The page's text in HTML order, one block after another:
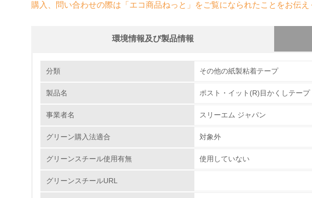
購入、問い合わせの際は「エコ商品ねっと」をご覧になられたことをお伝え
環境情報及び製品情報
1.環境取り組み体制
No. チェック項目
大気汚染物質に関する取り組み
分類 その他の紙製粘着テープ
製品名 ポスト・イット(R)目かくしテープ
事業者名 スリーエム ジャパン
グリーン購入法適合 対象外
グリーンスチール使用有無 使用していない
グリーンスチールURL